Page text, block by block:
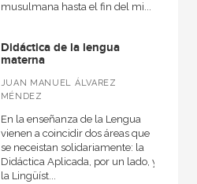
musulmana hasta el fin del mi...
Didáctica de la lengua
materna
JUAN MANUEL ÁLVAREZ
MÉNDEZ
En la enseñanza de la Lengua
vienen a coincidir dos áreas que
se neceistan solidariamente: la
Didáctica Aplicada, por un lado, y
la Lingüíst...